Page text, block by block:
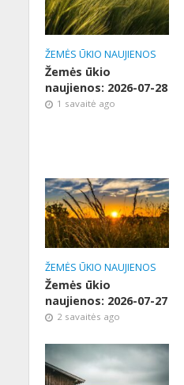
ŽEMĖS ŪKIO NAUJIENOS
Žemės ūkio
naujienos: 2026-07-28
1 savaitė ago
ŽEMĖS ŪKIO NAUJIENOS
Žemės ūkio
naujienos: 2026-07-27
2 savaitės ago